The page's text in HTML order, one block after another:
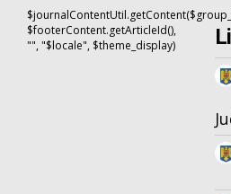
$footerContent.getArticleId(),
"", "$locale", $theme_display)